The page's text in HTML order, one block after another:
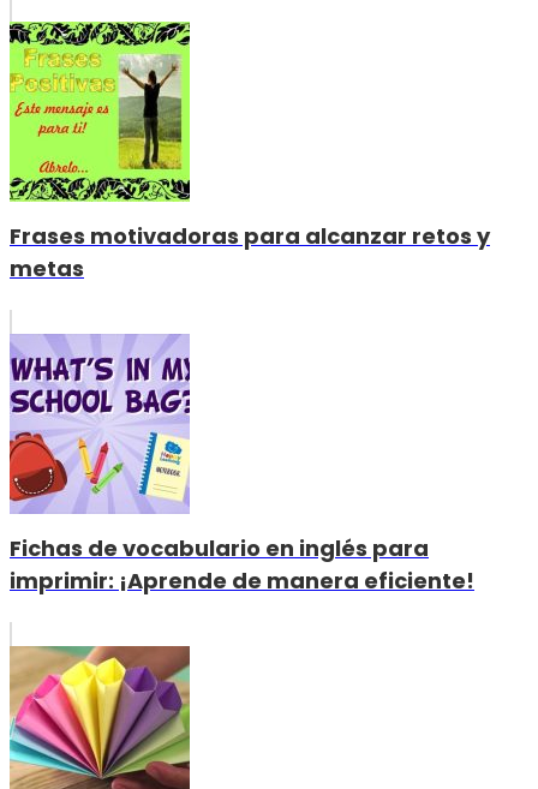
Frases motivadoras para alcanzar retos y
metas
Fichas de vocabulario en inglés para
imprimir: ¡Aprende de manera eficiente!